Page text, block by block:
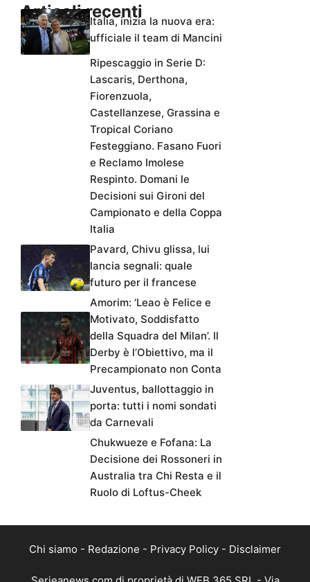
Articoli recenti
Italia, inizia la nuova era:
ufficiale il team di Mancini
Ripescaggio in Serie D:
Lascaris, Derthona,
Fiorenzuola,
Castellanzese, Grassina e
Tropical Coriano
Festeggiano. Fasano Fuori
e Reclamo Imolese
Respinto. Domani le
Decisioni sui Gironi del
Campionato e della Coppa
Italia
Pavard, Chivu glissa, lui
lancia segnali: quale
futuro per il francese
Amorim: ‘Leao è Felice e
Motivato, Soddisfatto
della Squadra del Milan’. Il
Derby è l’Obiettivo, ma il
Precampionato non Conta
Juventus, ballottaggio in
porta: tutti i nomi sondati
da Carnevali
Chukwueze e Fofana: La
Decisione dei Rossoneri in
Australia tra Chi Resta e il
Ruolo di Loftus-Cheek
Chi siamo - Redazione - Privacy Policy - Disclaimer